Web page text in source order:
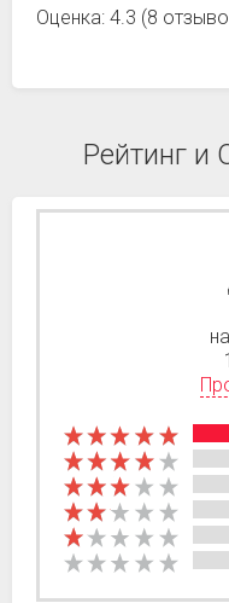
Оценка: 4.3 (8
Рейтинг и